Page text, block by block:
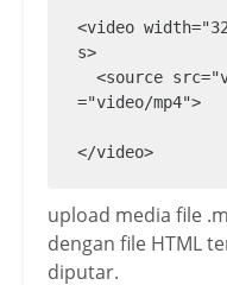
<video
s>
="video/mp4">
</video>
upload media file
dengan file HTML
diputar.